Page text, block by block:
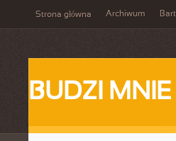
Strona główna Archiwum
BUDZI MNIE